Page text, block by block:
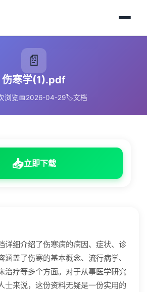
📄
伤寒学(1).pdf
浏览📅2026-04-29🏷️文档
📥立即下载
详细介绍了伤寒病的病因、症状、诊
涵盖了伤寒的基本概念、流行病学、
治疗等多个方面。对于从事医学研究
士来说，这份资料无疑是一份实用的